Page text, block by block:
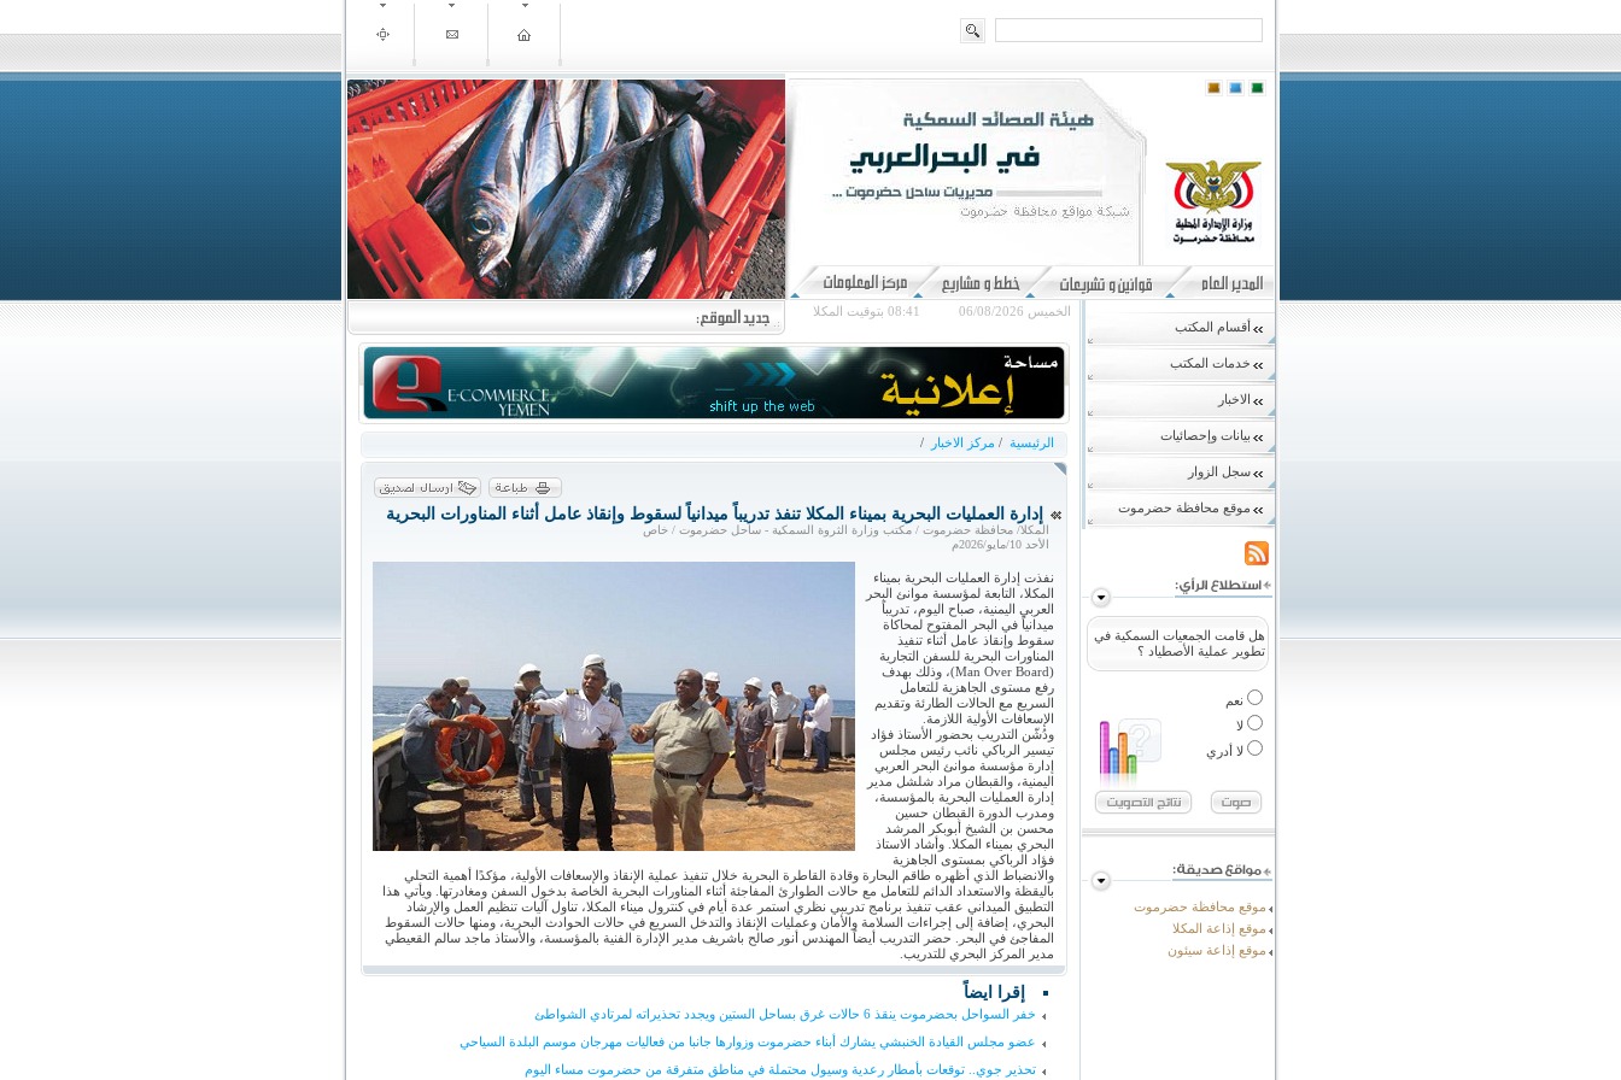
الخميس 06/08/2026 08:41 بتوقيت المكلا
أقسام المكتب
خدمات المكتب
الاخبار
بيانات وإحصائيات
سجل الزوار
موقع محافظة حضرموت
هل قامت الجمعيات السمكية في
تطوير عملية الأصطياد ؟
نعم
لا
لا أدري
موقع محافظة حضرموت
موقع إذاعة المكلا
موقع إذاعة سيئون
الرئيسية / مركز الاخبار /
إدارة العمليات البحرية بميناء المكلا تنفذ تدريباً ميدانياً لسقوط وإنقاذ عامل أثناء المناورات البحرية
المكلا/ محافظة حضرموت / مكتب وزارة الثروة السمكية - ساحل حضرموت / خاص
الأحد 10/مايو/2026م
نفذت إدارة العمليات البحرية بميناء
المكلا، التابعة لمؤسسة موانئ البحر
العربي اليمنية، صباح اليوم، تدريباً
ميدانياً في البحر المفتوح لمحاكاة
سقوط وإنقاذ عامل أثناء تنفيذ
المناورات البحرية للسفن التجارية
(Man Over Board)، وذلك بهدف
رفع مستوى الجاهزية للتعامل
السريع مع الحالات الطارئة وتقديم
الإسعافات الأولية اللازمة.
ودُشّن التدريب بحضور الأستاذ فؤاد
تيسير الرباكي نائب رئيس مجلس
إدارة مؤسسة موانئ البحر العربي
اليمنية، والقبطان مراد شلشل مدير
إدارة العمليات البحرية بالمؤسسة،
ومدرب الدورة القبطان حسين
محسن بن الشيخ أبوبكر المرشد
البحري بميناء المكلا. وأشاد الاستاذ
فؤاد الرباكي بمستوى الجاهزية
والانضباط الذي أظهره طاقم البحارة وقادة القاطرة البحرية خلال تنفيذ عملية الإنقاذ والإسعافات الأولية، مؤكدًا أهمية التحلي
باليقظة والاستعداد الدائم للتعامل مع حالات الطوارئ المفاجئة أثناء المناورات البحرية الخاصة بدخول السفن ومغادرتها. ويأتي هذا
التطبيق الميداني عقب تنفيذ برنامج تدريبي نظري استمر عدة أيام في كنترول ميناء المكلا، تناول آليات تنظيم العمل والإرشاد
البحري، إضافة إلى إجراءات السلامة والأمان وعمليات الإنقاذ والتدخل السريع في حالات الحوادث البحرية، ومنها حالات السقوط
المفاجئ في البحر. حضر التدريب أيضاً المهندس أنور صالح باشريف مدير الإدارة الفنية بالمؤسسة، والأستاذ ماجد سالم القعيطي
مدير المركز البحري للتدريب.
إقرا ايضاً
خفر السواحل بحضرموت ينقذ 6 حالات غرق بساحل الستين ويجدد تحذيراته لمرتادي الشواطئ
عضو مجلس القيادة الخنبشي يشارك أبناء حضرموت وزوارها جانبا من فعاليات مهرجان موسم البلدة السياحي
تحذير جوي.. توقعات بأمطار رعدية وسيول محتملة في مناطق متفرقة من حضرموت مساء اليوم